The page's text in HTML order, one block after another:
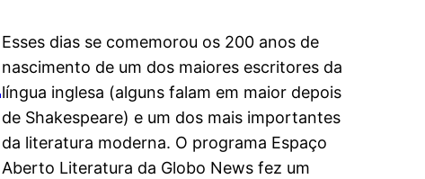
Esses dias se comemorou os 200 anos de
nascimento de um dos maiores escritores da
língua inglesa (alguns falam em maior depois
de Shakespeare) e um dos mais importantes
da literatura moderna. O programa Espaço
Aberto Literatura da Globo News fez um